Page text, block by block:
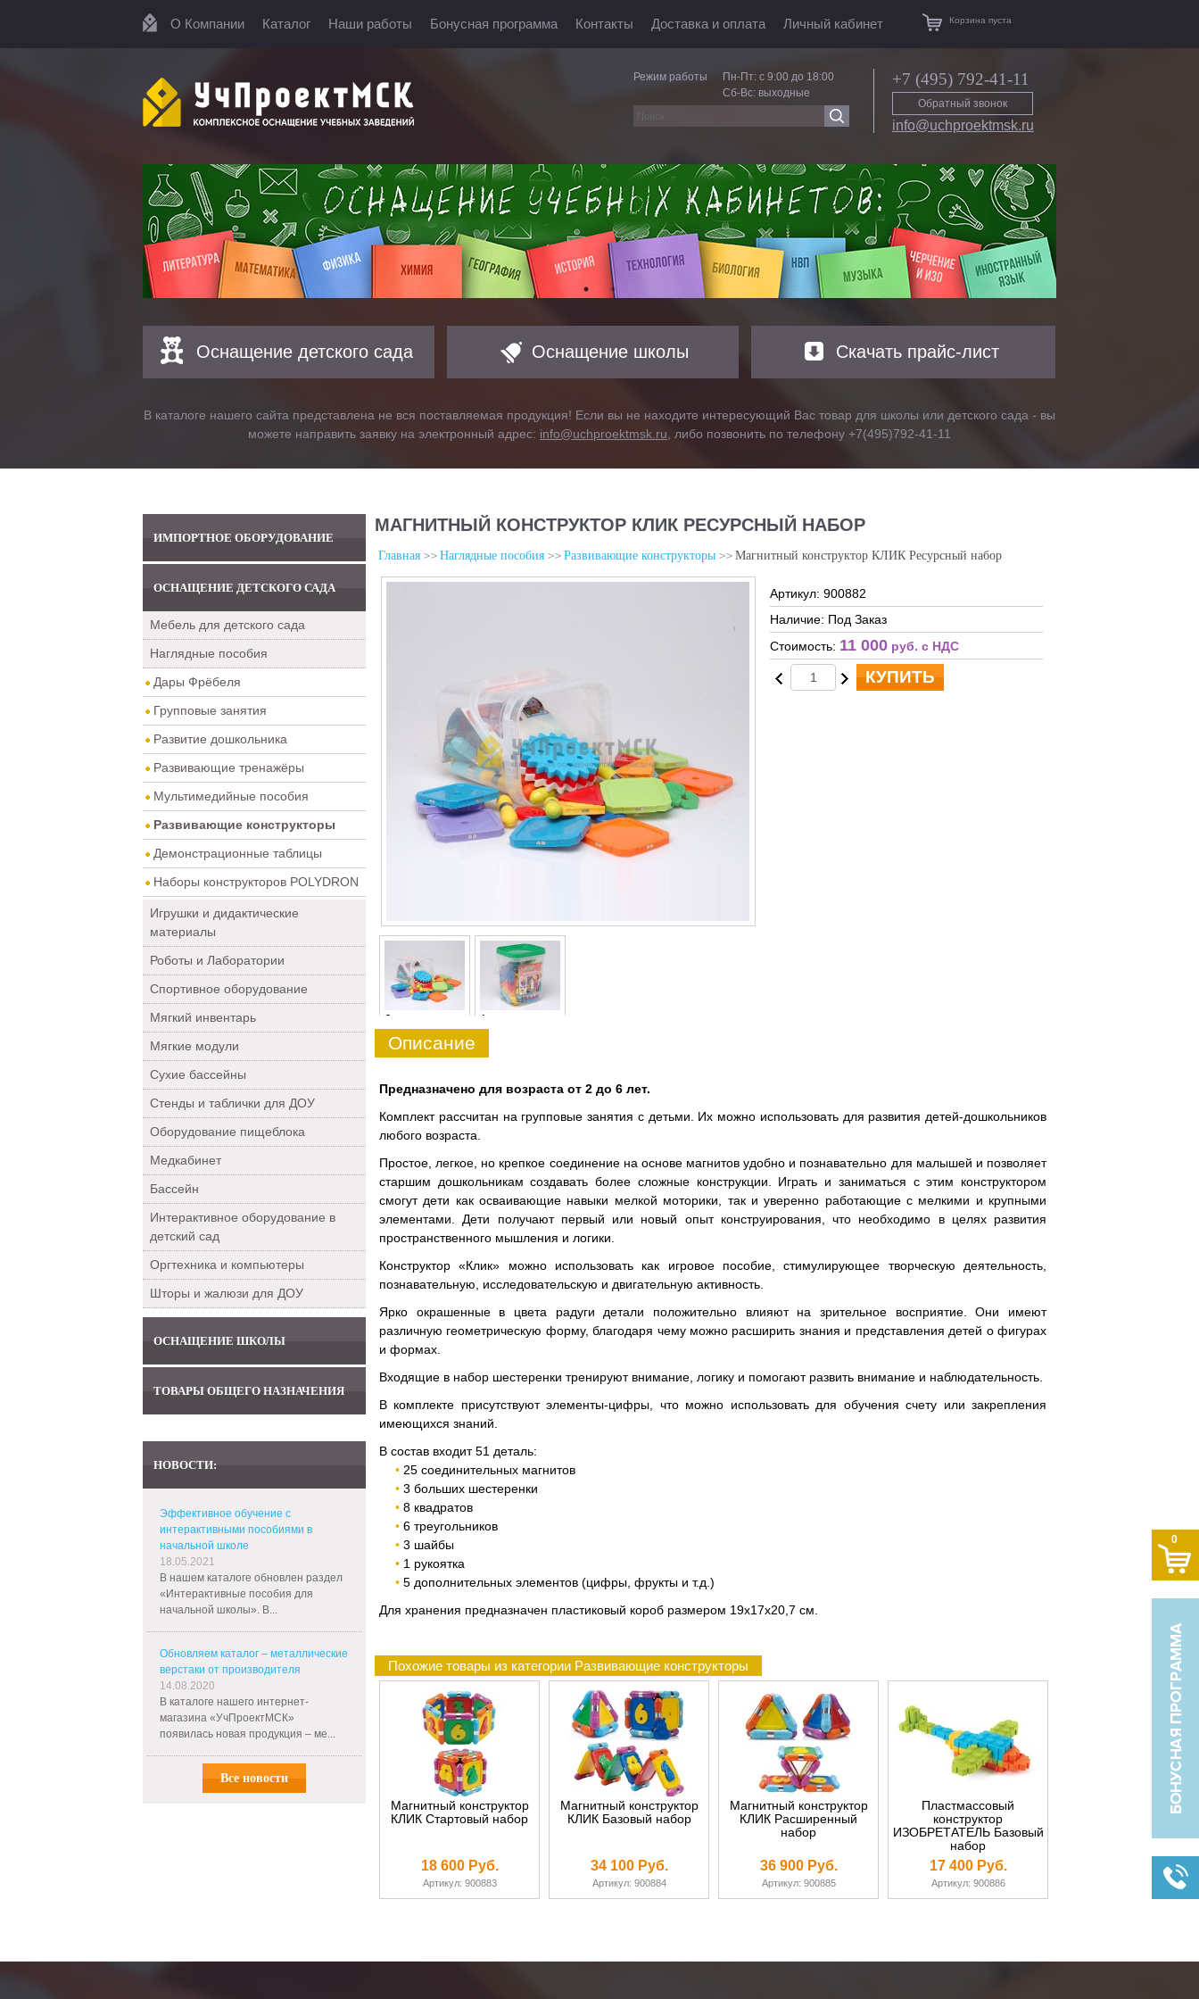
О Компании Каталог Наши работы Бонусная программа Контакты Доставка и оплата Личный кабинет Корзина пуста
Режим работы
Пн-Пт: с 9:00 до 18:00
Сб-Вс: выходные
+7 (495) 792-41-11
Обратный звонок
info@uchproektmsk.ru
Оснащение детского сада Оснащение школы Скачать прайс-лист
В каталоге нашего сайта представлена не вся поставляемая продукция! Если вы не находите интересующий Вас товар для школы или детского сада - вы
можете направить заявку на электронный адрес: info@uchproektmsk.ru , либо позвонить по телефону +7(495)792-41-11
ИМПОРТНОЕ ОБОРУДОВАНИЕ
ОСНАЩЕНИЕ ДЕТСКОГО САДА
Мебель для детского сада
Наглядные пособия
Дары Фрёбеля
Групповые занятия
Развитие дошкольника
Развивающие тренажёры
Мультимедийные пособия
Развивающие конструкторы
Демонстрационные таблицы
Наборы конструкторов POLYDRON
Игрушки и дидактические
материалы
Роботы и Лаборатории
Спортивное оборудование
Мягкий инвентарь
Мягкие модули
Сухие бассейны
Стенды и таблички для ДОУ
Оборудование пищеблока
Медкабинет
Бассейн
Интерактивное оборудование в
детский сад
Оргтехника и компьютеры
Шторы и жалюзи для ДОУ
ОСНАЩЕНИЕ ШКОЛЫ
ТОВАРЫ ОБЩЕГО НАЗНАЧЕНИЯ
НОВОСТИ:
Эффективное обучение с
интерактивными пособиями в
начальной школе
18.05.2021
В нашем каталоге обновлен раздел
«Интерактивные пособия для
начальной школы». В...
Обновляем каталог – металлические
верстаки от производителя
14.08.2020
В каталоге нашего интернет-
магазина «УчПроектМСК»
появилась новая продукция – ме...
Все новости
МАГНИТНЫЙ КОНСТРУКТОР КЛИК РЕСУРСНЫЙ НАБОР
Главная Наглядные пособия Развивающие конструкторы Магнитный конструктор КЛИК Ресурсный набор
0 1
Артикул: 900882
Наличие: Под Заказ
Стоимость: 11 000 руб. c НДС
КУПИТЬ
Описание
Предназначено для возраста от 2 до 6 лет.
Комплект рассчитан на групповые занятия с детьми. Их можно использовать для развития детей-дошкольников
любого возраста.
Простое, легкое, но крепкое соединение на основе магнитов удобно и познавательно для малышей и позволяет
старшим дошкольникам создавать более сложные конструкции. Играть и заниматься с этим конструктором
смогут дети как осваивающие навыки мелкой моторики, так и уверенно работающие с мелкими и крупными
элементами. Дети получают первый или новый опыт конструирования, что необходимо в целях развития
пространственного мышления и логики.
Конструктор «Клик» можно использовать как игровое пособие, стимулирующее творческую деятельность,
познавательную, исследовательскую и двигательную активность.
Ярко окрашенные в цвета радуги детали положительно влияют на зрительное восприятие. Они имеют
различную геометрическую форму, благодаря чему можно расширить знания и представления детей о фигурах
и формах.
Входящие в набор шестеренки тренируют внимание, логику и помогают развить внимание и наблюдательность.
В комплекте присутствуют элементы-цифры, что можно использовать для обучения счету или закрепления
имеющихся знаний.
В состав входит 51 деталь:
25 соединительных магнитов
3 больших шестеренки
8 квадратов
6 треугольников
3 шайбы
1 рукоятка
5 дополнительных элементов (цифры, фрукты и т.д.)
Для хранения предназначен пластиковый короб размером 19х17х20,7 см.
Похожие товары из категории Развивающие конструкторы
Магнитный конструктор
КЛИК Стартовый набор
18 600 Руб.
Артикул: 900883
Магнитный конструктор
КЛИК Базовый набор
34 100 Руб.
Артикул: 900884
Магнитный конструктор
КЛИК Расширенный
набор
36 900 Руб.
Артикул: 900885
Пластмассовый
конструктор
ИЗОБРЕТАТЕЛЬ Базовый
набор
17 400 Руб.
Артикул: 900886
0